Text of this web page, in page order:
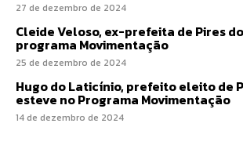
27 de dezembro de 2024
Cleide Veloso, ex-prefeita de Pires
programa Movimentação
25 de dezembro de 2024
Hugo do Laticínio, prefeito eleito de
esteve no Programa Movimentação
14 de dezembro de 2024